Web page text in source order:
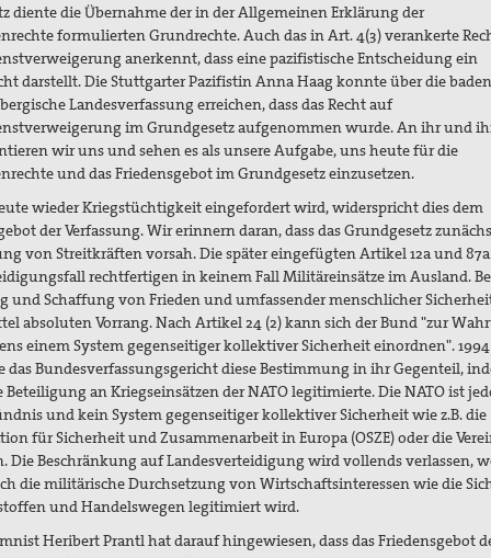
diente die Übernahme der in der Allgemeinen Erklärung der
formulierten Grundrechte. Auch das in Art. 4(3) verankerte
anerkennt, dass eine pazifistische Entscheidung ein
darstellt.Die Stuttgarter Pazifistin Anna Haag konnte über die
Landesverfassung erreichen, dass das Recht auf
im Grundgesetz aufgenommen wurde. An ihr und
wir uns und sehen es als unsere Aufgabe, uns heute für die
und das Friedensgebot im Grundgesetz einzusetzen.
wieder Kriegstüchtigkeit eingefordert wird, widerspricht dies dem
der Verfassung. Wir erinnern daran, dass das Grundgesetz
von Streitkräften vorsah. Die später eingefügten Artikel 12a und
rechtfertigen in keinem Fall Militäreinsätze im Ausland.
und Schaffung von Frieden und umfassender menschlicher
absoluten Vorrang.Nach Artikel 24 (2) kann sich der Bund "zur
einem System gegenseitiger kollektiver Sicherheit einordnen". 1994
das Bundesverfassungsgericht diese Bestimmung in ihr Gegenteil,
Beteiligung an Kriegseinsätzen der NATO legitimierte. Die NATO ist
und kein System gegenseitiger kollektiver Sicherheit wie z.B. die
für Sicherheit und Zusammenarbeit in Europa (OSZE) oder die
Die Beschränkung auf Landesverteidigung wird vollends verlassen,
die militärische Durchsetzung von Wirtschaftsinteressen wie die
und Handelswegen legitimiert wird.
Heribert Prantl hat darauf hingewiesen, dass das Friedensgebot